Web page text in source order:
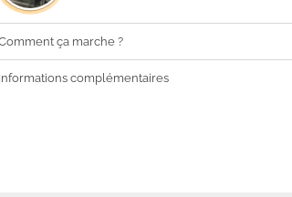
ça marche ?
complémentaires